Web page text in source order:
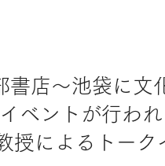
店～池袋に文
ントが行われ
によるトーク